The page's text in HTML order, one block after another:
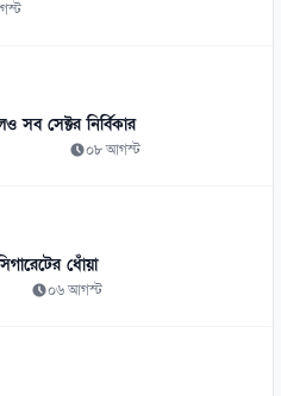
সমাবেশে প্রধানমন্ত্রী
সব সেক্টর নির্বিকার
০৮ আগস্ট
ধোঁয়া
০৬ আগস্ট